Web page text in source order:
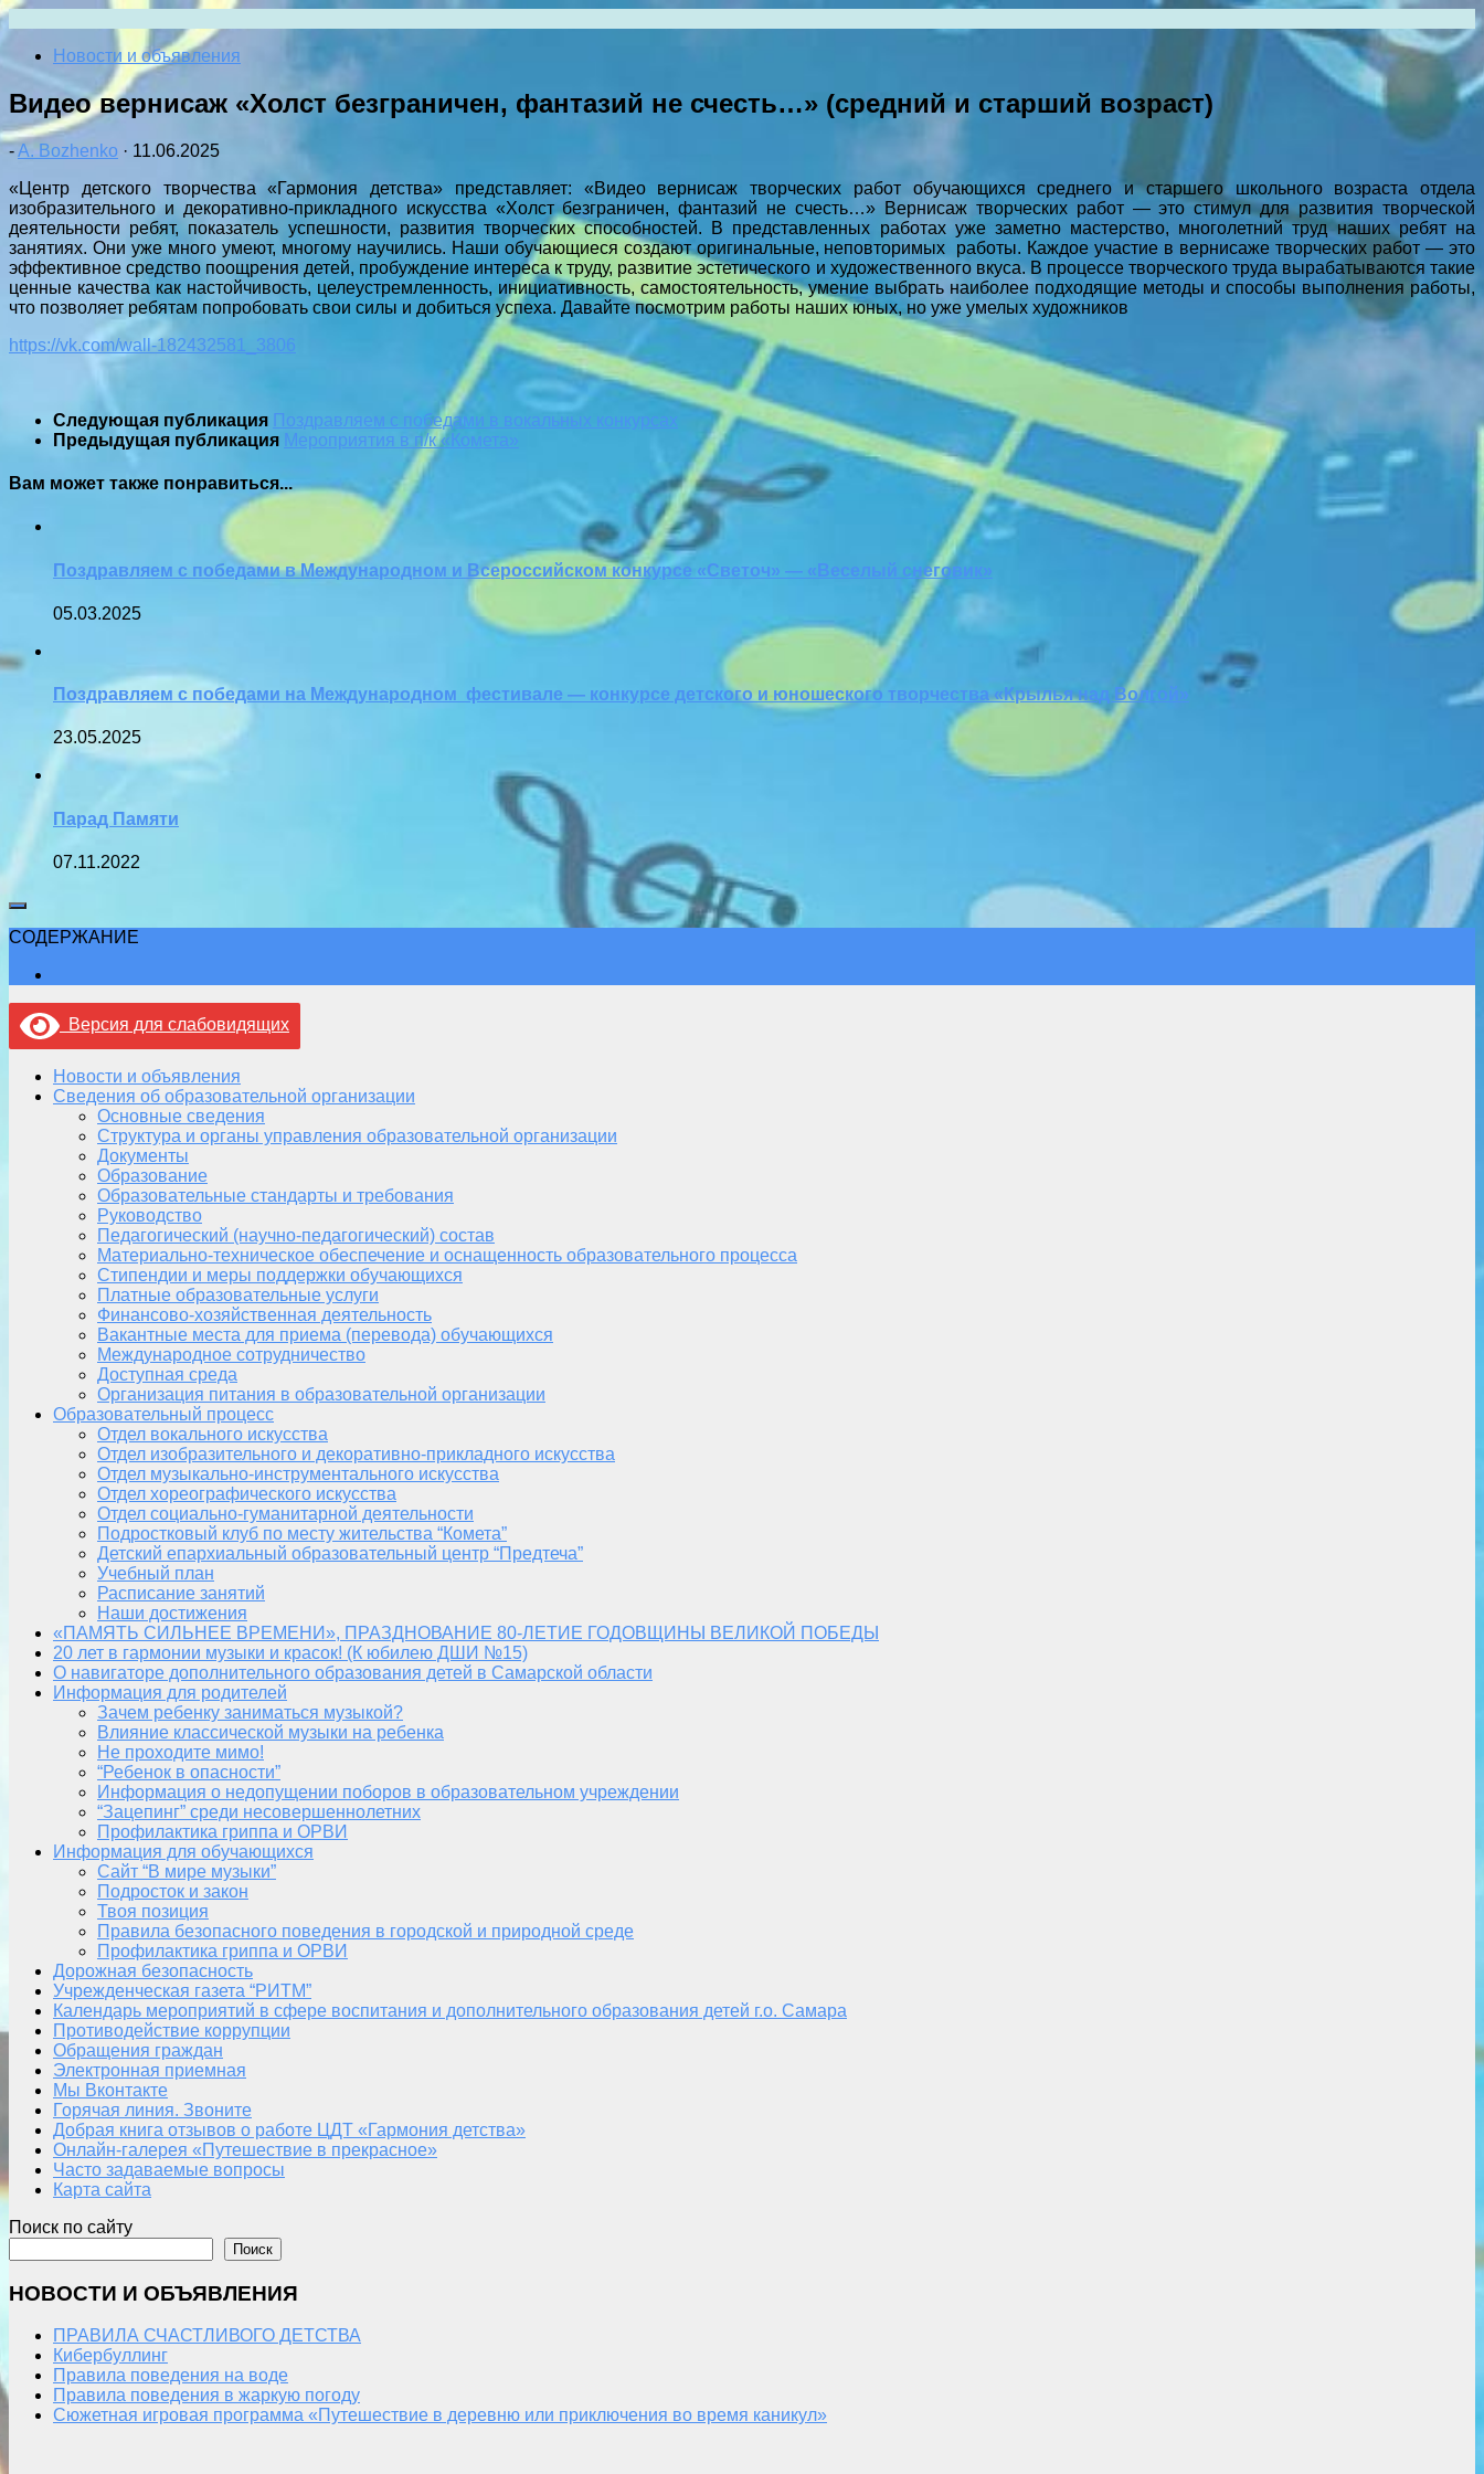
Перейти
содержимому
Новости и объявления
Видео вернисаж «Холст безграничен, фантазий не счесть…» (средний и старший возраст)
-A. Bozhenko · 11.06.2025
«Центр детского творчества «Гармония детства» представляет: «Видео вернисаж творческих работ обучающихся среднего и старшего школьного возраста отдела
изобразительного и декоративно-прикладного искусства «Холст безграничен, фантазий не счесть…» Вернисаж творческих работ — это стимул для развития творческой
деятельности ребят, показатель успешности, развития творческих способностей. В представленных работах уже заметно мастерство, многолетний труд наших ребят на
занятиях. Они уже много умеют, многому научились. Наши обучающиеся создают оригинальные, неповторимых работы. Каждое участие в вернисаже творческих работ — это
эффективное средство поощрения детей, пробуждение интереса к труду, развитие эстетического и художественного вкуса. В процессе творческого труда вырабатываются такие
ценные качества как настойчивость, целеустремленность, инициативность, самостоятельность, умение выбрать наиболее подходящие методы и способы выполнения работы,
что позволяет ребятам попробовать свои силы и добиться успеха. Давайте посмотрим работы наших юных, но уже умелых художников
https://vk.com/wall-182432581_3806
Следующая публикация Поздравляем с победами в вокальных конкурсах
Предыдущая публикация Мероприятия в п/к «Комета»
Вам может также понравиться...
Поздравляем с победами в Международном и Всероссийском конкурсе «Светоч» — «Веселый снеговик»
05.03.2025
Поздравляем с победами на Международном фестивале — конкурсе детского и юношеского творчества «Крылья над Волгой»
23.05.2025
Парад Памяти
07.11.2022
СОДЕРЖАНИЕ
Версия для слабовидящих
Новости и объявления
Сведения об образовательной организации
Основные сведения
Структура и органы управления образовательной организации
Документы
Образование
Образовательные стандарты и требования
Руководство
Педагогический (научно-педагогический) состав
Материально-техническое обеспечение и оснащенность образовательного процесса
Стипендии и меры поддержки обучающихся
Платные образовательные услуги
Финансово-хозяйственная деятельность
Вакантные места для приема (перевода) обучающихся
Международное сотрудничество
Доступная среда
Организация питания в образовательной организации
Образовательный процесс
Отдел вокального искусства
Отдел изобразительного и декоративно-прикладного искусства
Отдел музыкально-инструментального искусства
Отдел хореографического искусства
Отдел социально-гуманитарной деятельности
Подростковый клуб по месту жительства “Комета”
Детский епархиальный образовательный центр “Предтеча”
Учебный план
Расписание занятий
Наши достижения
«ПАМЯТЬ СИЛЬНЕЕ ВРЕМЕНИ», ПРАЗДНОВАНИЕ 80-ЛЕТИЕ ГОДОВЩИНЫ ВЕЛИКОЙ ПОБЕДЫ
20 лет в гармонии музыки и красок! (К юбилею ДШИ №15)
О навигаторе дополнительного образования детей в Самарской области
Информация для родителей
Зачем ребенку заниматься музыкой?
Влияние классической музыки на ребенка
Не проходите мимо!
“Ребенок в опасности”
Информация о недопущении поборов в образовательном учреждении
“Зацепинг” среди несовершеннолетних
Профилактика гриппа и ОРВИ
Информация для обучающихся
Сайт “В мире музыки”
Подросток и закон
Твоя позиция
Правила безопасного поведения в городской и природной среде
Профилактика гриппа и ОРВИ
Дорожная безопасность
Учрежденческая газета “РИТМ”
Календарь мероприятий в сфере воспитания и дополнительного образования детей г.о. Самара
Противодействие коррупции
Обращения граждан
Электронная приемная
Мы Вконтакте
Горячая линия. Звоните
Добрая книга отзывов о работе ЦДТ «Гармония детства»
Онлайн-галерея «Путешествие в прекрасное»
Часто задаваемые вопросы
Карта сайта
Поиск по сайту
Поиск
НОВОСТИ И ОБЪЯВЛЕНИЯ
ПРАВИЛА СЧАСТЛИВОГО ДЕТСТВА
Кибербуллинг
Правила поведения на воде
Правила поведения в жаркую погоду
Сюжетная игровая программа «Путешествие в деревню или приключения во время каникул»